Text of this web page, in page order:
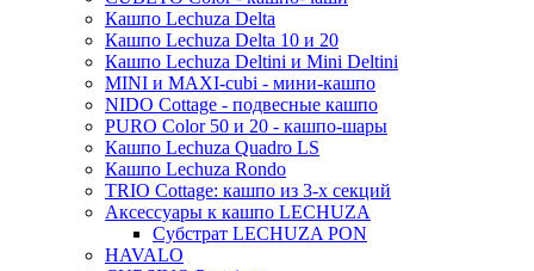
Refined retro
Ridged
Rough
Stone
Unique
Static
Manon
Ryan
Suze
Lindy
Karlijn
Кашпо Lechuza Delta
Кашпо Lechuza Delta 10 и 20
Кашпо Lechuza Deltini и Mini Deltini
MINI и MAXI-cubi - мини-кашпо
NIDO Cottage - подвесные кашпо
PURO Color 50 и 20 - кашпо-шары
Кашпо Lechuza Quadro LS
Кашпо Lechuza Rondo
TRIO Cottage: кашпо из 3-х секций
Аксессуары к кашпо LECHUZA
Субстрат LECHUZA PON
HAVALO